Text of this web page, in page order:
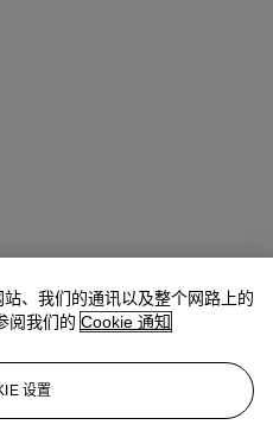
、我们的通讯以及整个网路上的
阅我们的 Cookie 通知
设置